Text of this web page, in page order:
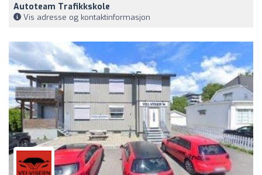
Autoteam Trafikkskole
Vis adresse og kontaktinformasjon